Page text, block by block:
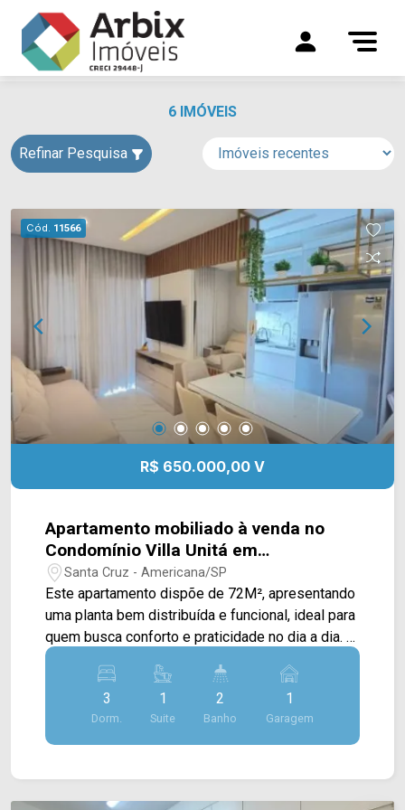
6 IMÓVEIS
Refinar Pesquisa
Cód. 11566
R$ 650.000,00 V
Apartamento mobiliado à venda no
Condomínio Villa Unitá em
Americana/SP
Santa Cruz - Americana/SP
Este apartamento dispõe de 72M², apresentando
uma planta bem distribuída e funcional, ideal para
quem busca conforto e praticidade no dia a dia. A
área social conta com sala de estar e de jantar
integradas, proporcionando um ambiente
acolhedor, além de cozinha com planejados
conectada à área de serviço, garantindo
organização e melhor aproveitamento dos
3
Dorm.
1
Suite
2
Banho
1
Garagem